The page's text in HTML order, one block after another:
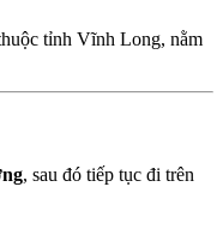
tỉnh Vĩnh Long, nằm
, sau đó tiếp tục đi trên